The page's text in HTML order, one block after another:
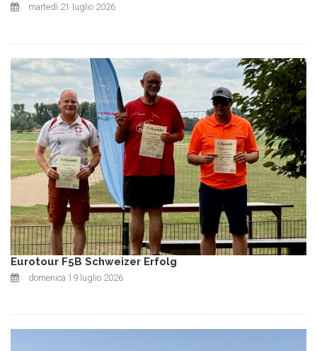
martedì 21 luglio 2026
Eurotour F5B Schweizer Erfolg
domenica 19 luglio 2026